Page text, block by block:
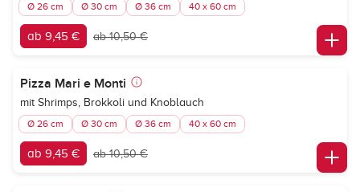
Ø 26 cm Ø 30 cm Ø 36 cm 40 x 60 cm
ab 9,45 € ab 10,50 €
Pizza Mari e Monti
mit Shrimps, Brokkoli und Knoblauch
Ø 26 cm Ø 30 cm Ø 36 cm 40 x 60 cm
ab 9,45 € ab 10,50 €